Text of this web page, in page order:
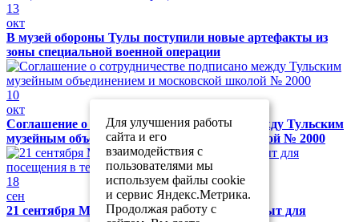
13
окт
В музей обороны Тулы поступили новые артефакты из
зоны специальной военной операции
10
окт
Соглашение о сотрудничестве подписано между Тульским
музейным объединением и московской школой № 2000
18
сен
21 сентября Музей обороны Тулы будет закрыт для
Для улучшения работы
сайта и его
взаимодействия с
пользователями мы
используем файлы cookie
и сервис Яндекс.Метрика.
Продолжая работу с